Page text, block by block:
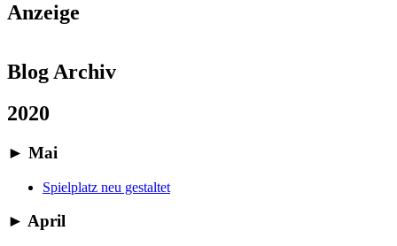
Anzeige
Blog Archiv
2020
► Mai
Spielplatz neu gestaltet
► April